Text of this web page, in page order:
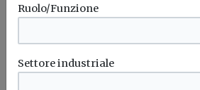
Attualità
Ruolo/Funzione
Settore industriale